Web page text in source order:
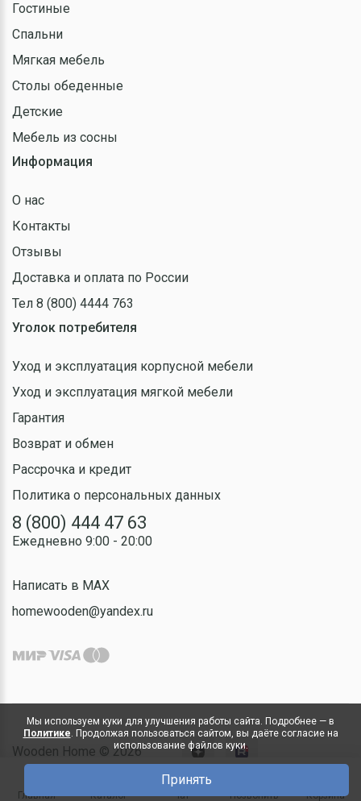
Гостиные
Спальни
Мягкая мебель
Столы обеденные
Детские
Мебель из сосны
Информация
О нас
Контакты
Отзывы
Доставка и оплата по России
Тел 8 (800) 4444 763
Уголок потребителя
Уход и эксплуатация корпусной мебели
Уход и эксплуатация мягкой мебели
Гарантия
Возврат и обмен
Рассрочка и кредит
Политика о персональных данных
8 (800) 444 47 63
Ежедневно 9:00 - 20:00
Написать в MAX
homewooden@yandex.ru
Wooden Home © 2026
Мы используем куки для улучшения работы сайта. Подробнее — в
Политике. Продолжая пользоваться сайтом, вы даёте согласие на
использование файлов куки.
Принять
Главная Каталог Чат Позвонить Корзина